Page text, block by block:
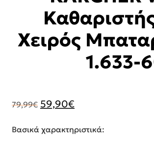
Χειρός
1.633-
79,99€ price
79,99€.
59,90€τρέχουσα
είναι:
Βασικά χαρακτηριστικά: